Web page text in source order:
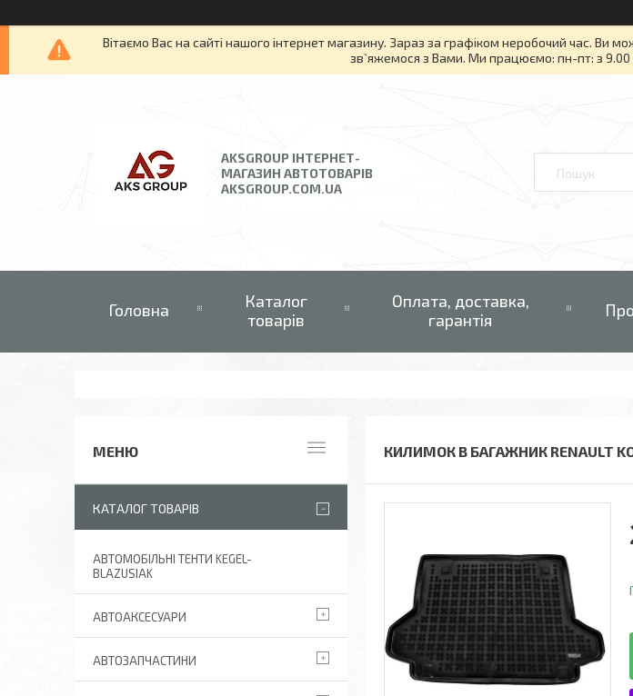
Вітаємо Вас на сайті нашого інтернет магазину. Зараз за графіком неробочий час. Ви
зв`яжемося з Вами. Ми працюємо: пн-пт: з 9.00
AKSGROUP ІНТЕРНЕТ-
МАГАЗИН АВТОТОВАРІВ
AKSGROUP.COM.UA
Головна
Каталог
товарів
Оплата, доставка,
гарантія
КИЛИМОК В БАГАЖНИК RENAULT
КАТАЛОГ ТОВАРІВ
АВТОМОБІЛЬНІ ТЕНТИ KEGEL-
BLAZUSIAK
АВТОАКСЕСУАРИ
АВТОЗАПЧАСТИНИ